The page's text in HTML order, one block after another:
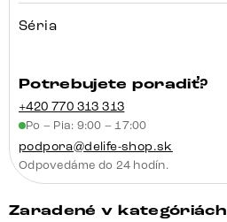
Séria
Potrebujete poradiť?
+420 770 313 313
Po – Pia: 9:00 – 17:00
podpora@delife-shop.sk
Odpovedáme do 24 hodín.
Zaradené v kategóriách